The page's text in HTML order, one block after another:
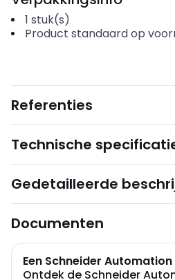
1 stuk(s)
Product standaard op
Referenties
Technische
Gedetailleerde
Documenten
Een Schneider
Ontdek de Schneider